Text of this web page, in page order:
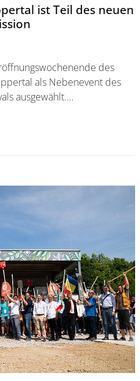
ist Teil des neuen
des
als Nebenevent des
ausgewählt.…
Teil des neuen Festivals der